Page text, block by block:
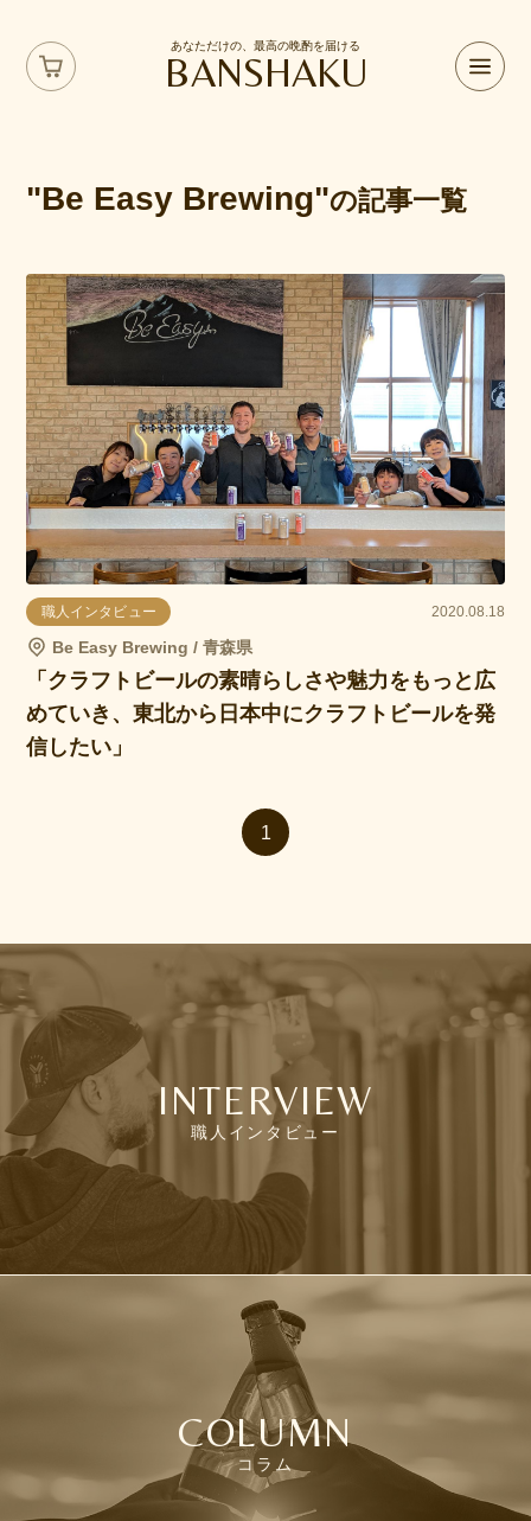
あなただけの、最高の晩酌を届ける
BANSHAKU
"Be Easy Brewing"の記事一覧
職人インタビュー 2020.08.18
Be Easy Brewing / 青森県
「クラフトビールの素晴らしさや魅力をもっと広
めていき、東北から日本中にクラフトビールを発
信したい」
1
INTERVIEW
職人インタビュー
COLUMN
コラム